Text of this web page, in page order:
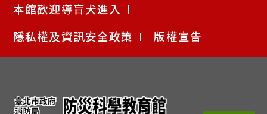
本館歡迎導盲犬進入
隱私權及資訊安全政策
版權宣告